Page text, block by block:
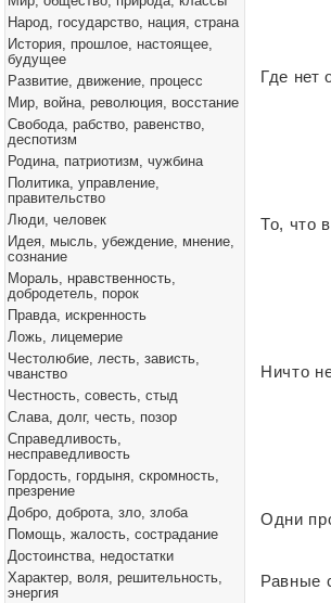
Народ, государство, нация, страна
История, прошлое, настоящее,
будущее
Развитие, движение, процесс
Мир, война, революция, восстание
Свобода, рабство, равенство,
деспотизм
Родина, патриотизм, чужбина
Политика, управление,
правительство
Люди, человек
Идея, мысль, убеждение, мнение,
сознание
Мораль, нравственность,
добродетель, порок
Правда, искренность
Ложь, лицемерие
Честолюбие, лесть, зависть,
чванство
Честность, совесть, стыд
Слава, долг, честь, позор
Справедливость,
несправедливость
Гордость, гордыня, скромность,
презрение
Добро, доброта, зло, злоба
Помощь, жалость, сострадание
Достоинства, недостатки
Характер, воля, решительность,
энергия
Где нет
То, что
Ничто
Одни
Равные